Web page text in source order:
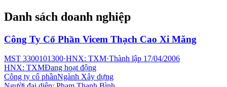
Danh sách doanh nghiệp
Công Ty Cổ Phần Vicem Thạch Cao Xi Măng
MST 3300101300·HNX: TXM·Thành lập 17/04/2006
HNX: TXMĐang hoạt động
Công ty cổ phầnNgành Xây dựng